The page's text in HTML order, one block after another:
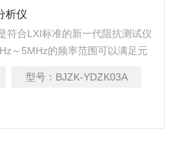
析仪
符合LXI标准的新一代阻抗测试仪
～5MHz的频率范围可以满足元
电容器、液晶显示器、变容二极
能的分析及低ESR电容器和高Q电
型号： BJZK-YDZK03A